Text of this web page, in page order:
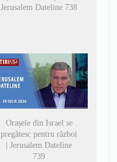
Jerusalem Dateline 738
Orașele din Israel se
pregătesc pentru război
| Jerusalem Dateline
739